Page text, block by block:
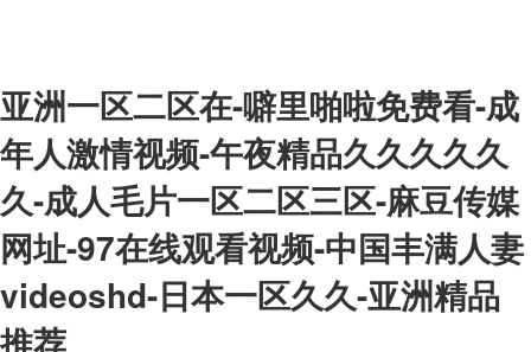
亚洲一区二区在-噼里啪啦免费看-成
年人激情视频-午夜精品久久久久久
久-成人毛片一区二区三区-麻豆传媒
网址-97在线观看视频-中国丰满人妻
videoshd-日本一区久久-亚洲精品
推荐